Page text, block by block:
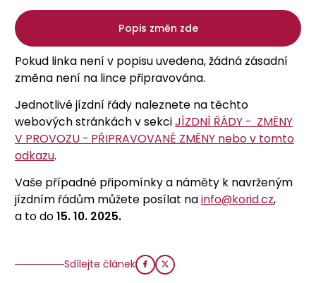
Popis změn zde
Pokud linka není v popisu uvedena, žádná zásadní
změna není na lince připravována.
Jednotlivé jízdní řády naleznete na těchto
webových stránkách v sekciJÍZDNÍ ŘÁDY - ZMĚNY
V PROVOZU - PŘIPRAVOVANÉ ZMĚNY nebo v tomto
odkazu.
Vaše případné připomínky a náměty k navrženým
jízdním řádům můžete posílat nainfo@korid.cz,
a to do15. 10. 2025.
Sdílejte článek